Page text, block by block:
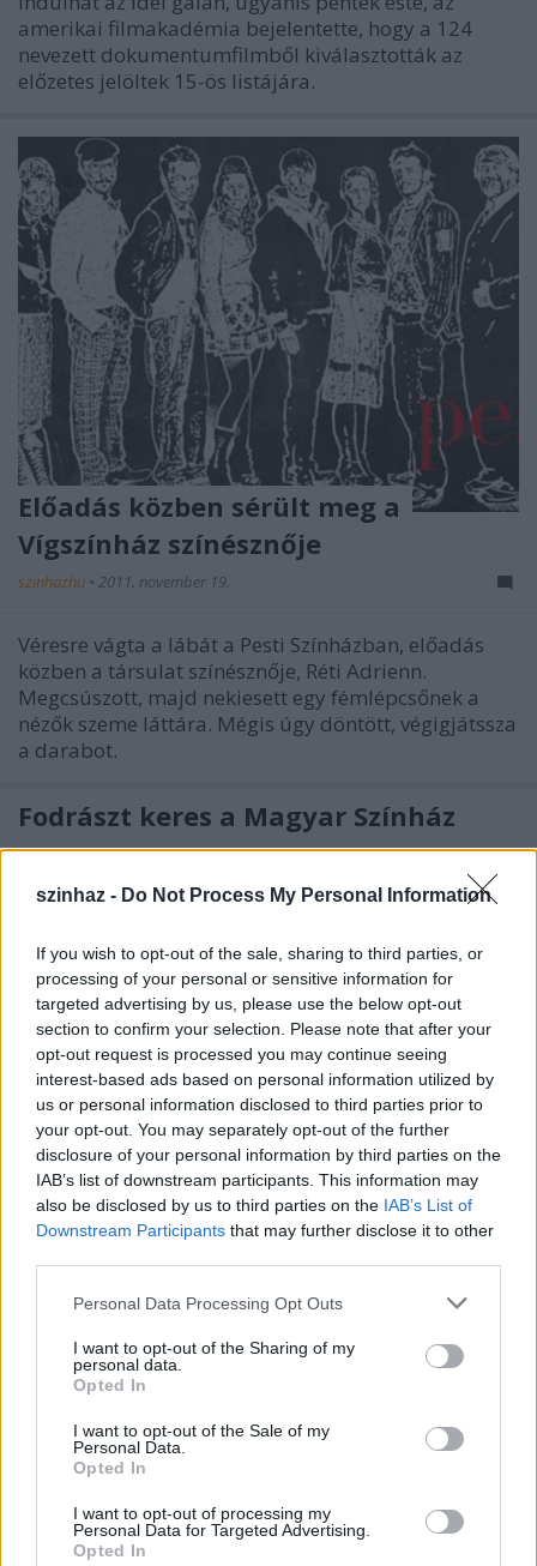
szinhaz - Do Not Process My Personal Information
If you wish to opt-out of the sale, sharing to third parties, or
processing of your personal or sensitive information for
targeted advertising by us, please use the below opt-out
section to confirm your selection. Please note that after your
opt-out request is processed you may continue seeing
interest-based ads based on personal information utilized by
us or personal information disclosed to third parties prior to
your opt-out. You may separately opt-out of the further
disclosure of your personal information by third parties on the
IAB’s list of downstream participants. This information may
also be disclosed by us to third parties on the IAB’s List of
Downstream Participants that may further disclose it to other
Please note that this website/app uses one or more Google
not limited to your visit or usage behaviour. You may click to
grant or deny consent to Google and its third-party tags to
use your data for below specified purposes in below Google
consent section.
Personal Data Processing Opt Outs
I want to opt-out of the Sharing of my
personal data.
Opted In
I want to opt-out of the Sale of my
Personal Data.
Opted In
I want to opt-out of processing my
Personal Data for Targeted Advertising.
Opted In
amerikai filmakadémia bejelentette, hogy a 124
nevezett dokumentumfilmből kiválasztották az
előzetes jelöltek 15-ös listájára.
Előadás közben sérült meg a
Vígszínház színésznője
szinhazhu • 2011. november 19.
Véresre vágta a lábát a Pesti Színházban, előadás
közben a társulat színésznője, Réti Adrienn.
Megcsúszott, majd nekiesett egy fémlépcsőnek a
nézők szeme láttára. Mégis úgy döntött, végigjátssza
a darabot.
Fodrászt keres a Magyar Színház
szinhazhu•2011. november 19.
Minszkbe megy a Fodrásznő
szinhazhu•2011. november 19.
A minszki Panoráma Színházi Fesztiválon
vendégszerepel a Fodrásznő. A kétévente
seregszemlén november 22-én látható a debreceni a
Csokonai Színház előadása.